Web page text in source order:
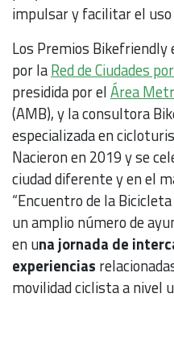
impulsar y facilitar el
Los Premios Bikefriendly
por laRed de Ciudades
presidida por elÁrea
(AMB), y la consultora
especializada en
Nacieron en 2019 y se
ciudad diferente y en el
“Encuentro de la
un amplio número de
en una jornada de
experiencias
movilidad ciclista a nivel